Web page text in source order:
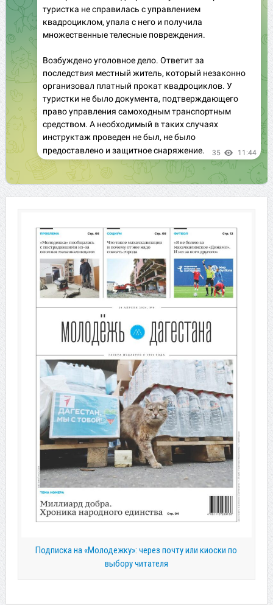
Подписка на «Молодежку»: через почту или киоски по
выбору читателя